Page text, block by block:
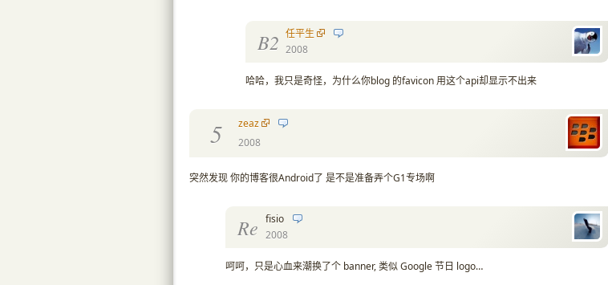
B2 任平生
2008
哈哈，我只是奇怪，为什么你blog 的favicon 用这个api却显示不出来
5
zeaz
2008
突然发现 你的博客很Android了 是不是准备弄个G1专场啊
Re fisio
2008
呵呵，只是心血来潮换了个 banner, 类似 Google 节日 logo…